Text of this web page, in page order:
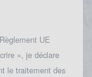
UE
», je déclare
le traitement des